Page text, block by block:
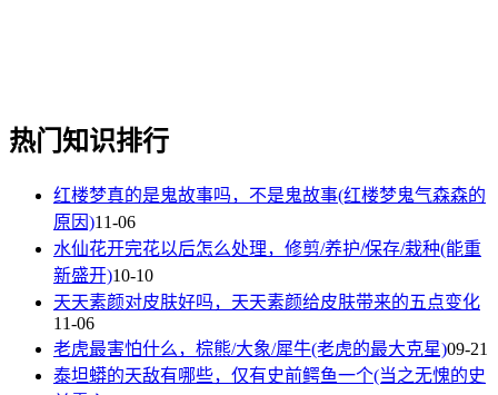
热门知识排行
红楼梦真的是鬼故事吗，不是鬼故事(红楼梦鬼气森森的
原因)11-06
水仙花开完花以后怎么处理，修剪/养护/保存/栽种(能重
新盛开)10-10
天天素颜对皮肤好吗，天天素颜给皮肤带来的五点变化
11-06
老虎最害怕什么，棕熊/大象/犀牛(老虎的最大克星)09-21
泰坦蟒的天敌有哪些，仅有史前鳄鱼一个(当之无愧的史